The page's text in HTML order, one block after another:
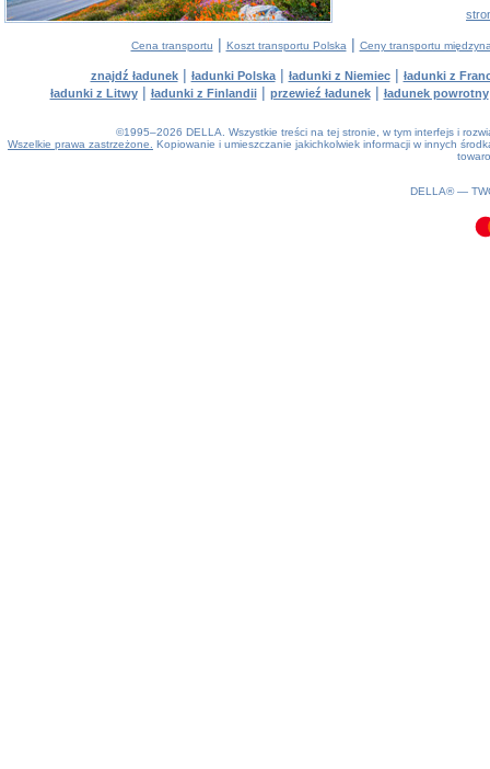
Cena transportu | Koszt transportu Polska | Ceny transportu
znajdź ładunek| ładunki Polska| ładunki z Niemiec| ładunki z
ładunki z Litwy| ładunki z Finlandii| przewieź ładunek| ładunek powrotny
©1995–2026 DELLA. Wszystkie treści na tej stronie, w tym interfejs i
Wszelkie prawa zastrzeżone.
Kopiowanie i umieszczanie jakichkolwiek informacji w innych
DELLA® —